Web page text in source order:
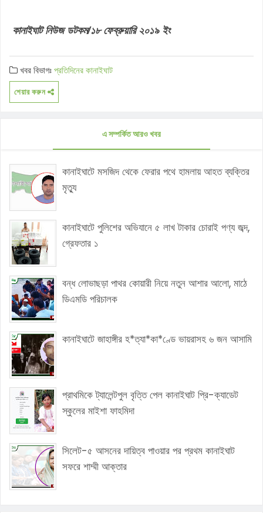
কানাইঘাট নিউজ ডটকম/১৮ ফেব্রুয়ারি ২০১৯ ইং
খবর বিভাগঃপ্রতিদিনের কানাইঘাট
শেয়ার করুন
এ সম্পর্কিত আরও খবর
কানাইঘাটে মসজিদ থেকে ফেরার পথে হামলায় আহত ব্যক্তির
মৃত্যু
কানাইঘাটে পুলিশের অভিযানে ৫ লাখ টাকার চোরাই পণ্য জব্দ,
গ্রেফতার ১
বন্ধ লোভাছড়া পাথর কোয়ারী নিয়ে নতুন আশার আলো, মাঠে
ডিএমডি পরিচালক
কানাইঘাটে জাহাঙ্গীর হ*ত্যা*কা*ণ্ডে ভায়রাসহ ৬ জন আসামি
প্রাথমিকে ট্যালেন্টপুল বৃত্তি পেল কানাইঘাট প্রি-ক্যাডেট
স্কুলের মাইশা ফাহমিদা
সিলেট-৫ আসনের দায়িত্ব পাওয়ার পর প্রথম কানাইঘাট
সফরে শাম্মী আক্তার